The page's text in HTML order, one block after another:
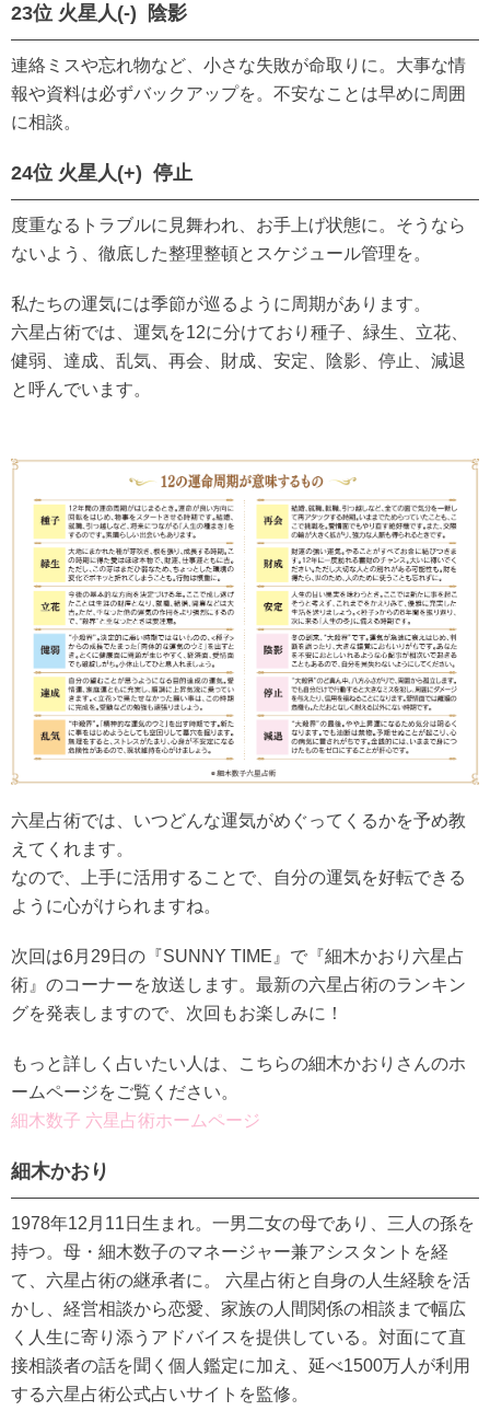
23位 火星人(-) 陰影
連絡ミスや忘れ物など、小さな失敗が命取りに。大事な情
報や資料は必ずバックアップを。不安なことは早めに周囲
に相談。
24位 火星人(+) 停止
度重なるトラブルに見舞われ、お手上げ状態に。そうなら
ないよう、徹底した整理整頓とスケジュール管理を。
私たちの運気には季節が巡るように周期があります。
六星占術では、運気を12に分けており種子、緑生、立花、
健弱、達成、乱気、再会、財成、安定、陰影、停止、減退
と呼んでいます。
六星占術では、いつどんな運気がめぐってくるかを予め教
えてくれます。
なので、上手に活用することで、自分の運気を好転できる
ように心がけられますね。
次回は6月29日の『SUNNY TIME』で『細木かおり六星占
術』のコーナーを放送します。最新の六星占術のランキン
グを発表しますので、次回もお楽しみに！
もっと詳しく占いたい人は、こちらの細木かおりさんのホ
ームページをご覧ください。
細木数子 六星占術ホームページ
細木かおり
1978年12月11日生まれ。一男二女の母であり、三人の孫を
持つ。母・細木数子のマネージャー兼アシスタントを経
て、六星占術の継承者に。 六星占術と自身の人生経験を活
かし、経営相談から恋愛、家族の人間関係の相談まで幅広
く人生に寄り添うアドバイスを提供している。対面にて直
接相談者の話を聞く個人鑑定に加え、延べ1500万人が利用
する六星占術公式占いサイトを監修。